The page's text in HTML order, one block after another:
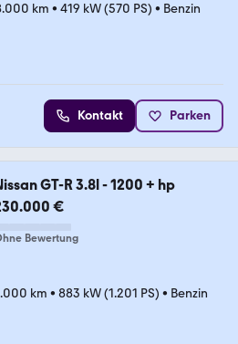
km • 419 kW (570 PS) • Benzin
Kontakt Parken
GT-R 3.8l - 1200 + hp
€
Bewertung
km • 883 kW (1.201 PS) • Benzin